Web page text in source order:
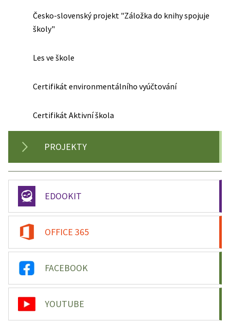
Česko-slovenský projekt "Záložka do knihy spojuje
školy"
Les ve škole
Certifikát environmentálního vyúčtování
Certifikát Aktivní škola
PROJEKTY
EDOOKIT
OFFICE 365
FACEBOOK
YOUTUBE